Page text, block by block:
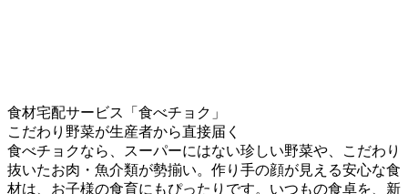
食材宅配サービス「食べチョク」
こだわり野菜が生産者から直接届く
食べチョクなら、スーパーにはない珍しい野菜や、こだわり
抜いたお肉・魚介類が勢揃い。作り手の顔が見える安心な食
材は、お子様の食育にもぴったりです。いつもの食卓を、新